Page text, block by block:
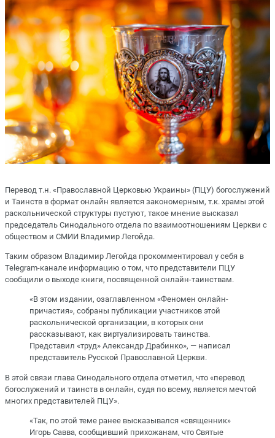
Перевод т.н. «Православной Церковью Украины» (ПЦУ) богослужений
и Таинств в формат онлайн является закономерным, т.к. храмы этой
раскольнической структуры пустуют, такое мнение высказал
председатель Синодального отдела по взаимоотношениям Церкви с
обществом и СМИИ Владимир Легойда.
Таким образом Владимир Легойда прокомментировал у себя в
Telegram-канале информацию о том, что представители ПЦУ
сообщили о выходе книги, посвященной онлайн-таинствам.
«В этом издании, озаглавленном «Феномен онлайн-
причастия», собраны публикации участников этой
раскольнической организации, в которых они
рассказывают, как виртуализировать таинства.
Представил «труд» Александр Драбинко», — написал
представитель Русской Православной Церкви.
В этой связи глава Синодального отдела отметил, что «перевод
богослужений и таинств в онлайн, судя по всему, является мечтой
многих представителей ПЦУ».
«Так, по этой теме ранее высказывался «священник»
Игорь Савва, сообщивший прихожанам, что Святые